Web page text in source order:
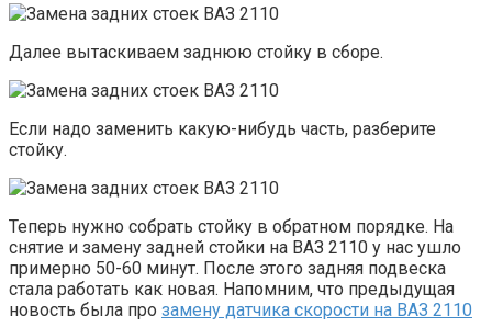
Далее вытаскиваем заднюю стойку в сборе.
Если надо заменить какую-нибудь часть, разберите
стойку.
Теперь нужно собрать стойку в обратном порядке. На
снятие и замену задней стойки на ВАЗ 2110 у нас ушло
примерно 50-60 минут. После этого задняя подвеска
стала работать как новая. Напомним, что предыдущая
новость была про замену датчика скорости на ВАЗ 2110